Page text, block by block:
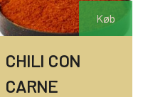
Køb
CHILI CON
CARNE